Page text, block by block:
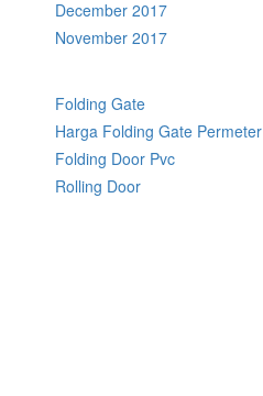
December 2017
November 2017
Folding Gate
Harga Folding Gate Permeter
Folding Door Pvc
Rolling Door